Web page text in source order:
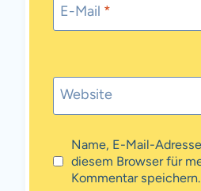
E-Mail *
Website
Name, E-Mail-
diesem Browser für
Kommentar speichern.